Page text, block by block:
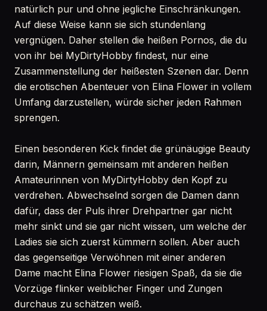
natürlich pur und ohne jegliche Einschränkungen.
Auf diese Weise kann sie sich stundenlang
vergnügen. Daher stellen die heißen Pornos, die du
von ihr bei MyDirtyHobby findest, nur eine
Zusammenstellung der heißesten Szenen dar. Denn
die erotischen Abenteuer von Elina Flower in vollem
Umfang darzustellen, würde sicher jeden Rahmen
sprengen.
Einen besonderen Kick findet die grünäugige Beauty
darin, Männern gemeinsam mit anderen heißen
Amateurinnen von MyDirtyHobby den Kopf zu
verdrehen. Abwechselnd sorgen die Damen dann
dafür, dass der Puls ihrer Drehpartner gar nicht
mehr sinkt und sie gar nicht wissen, um welche der
Ladies sie sich zuerst kümmern sollen. Aber auch
das gegenseitige Verwöhnen mit einer anderen
Dame macht Elina Flower riesigen Spaß, da sie die
Vorzüge flinker weiblicher Finger und Zungen
durchaus zu schätzen weiß.